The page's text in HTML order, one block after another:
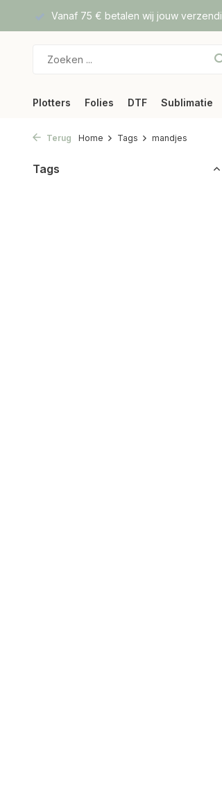
Hoge kwaliteit Direct To Film prints
Plotters Folies DTF Sublimatie
Terug Home Tags mandjes
Tags